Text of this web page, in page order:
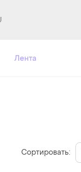
Лента
Сортировать: